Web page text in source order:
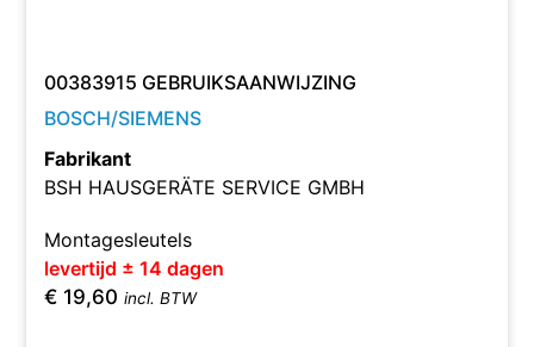
00383915 GEBRUIKSAANWIJZING
BOSCH/SIEMENS
Fabrikant
BSH HAUSGERÄTE SERVICE GMBH
Montagesleutels
levertijd ± 14 dagen
€ 19,60 incl. BTW